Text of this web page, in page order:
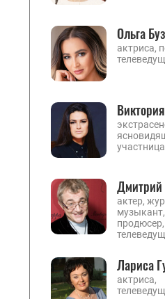
Ольга
актриса,
актер,
Лариса
актриса,